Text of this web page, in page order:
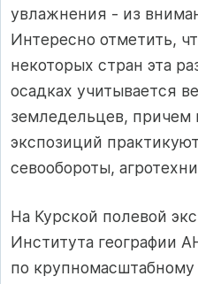
увлажнения - из
Интересно отметить,
некоторых стран эта
осадках учитывается
земледельцев, причем
экспозиций
севообороты,
На Курской полевой
Института географии
по